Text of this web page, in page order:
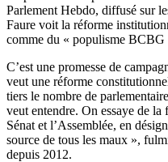
Parlement Hebdo, diffusé sur
Faure voit la réforme
comme du « populisme BCBG
C’est une promesse de
veut une réforme
tiers le nombre de
veut entendre. On essaye de
Sénat et l’Assemblée, en
source de tous les maux »,
depuis 2012.